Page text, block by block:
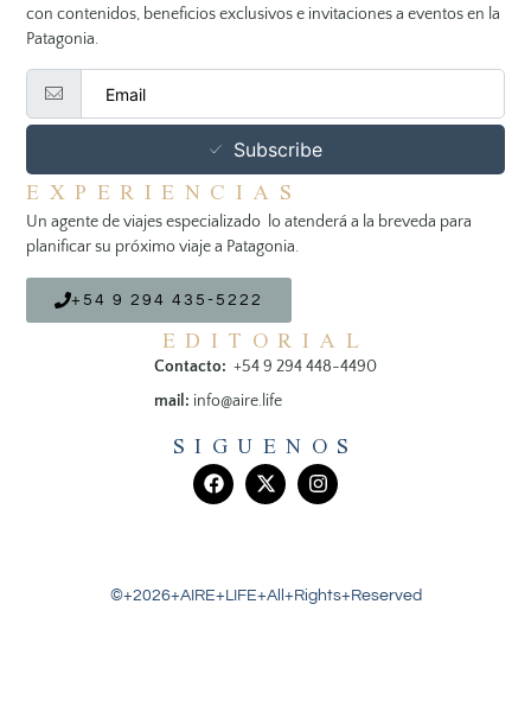
con contenidos, beneficios exclusivos e invitaciones a eventos en la
Patagonia.
Subscribe
EXPERIENCIAS
Un agente de viajes especializado lo atenderá a la breveda para
planificar su próximo viaje a Patagonia.
+54 9 294 435-5222
EDITORIAL
Contacto: +54 9 294 448-4490
mail: info@aire.life
SIGUENOS
©+2026+AIRE+LIFE+All+Rights+Reserved